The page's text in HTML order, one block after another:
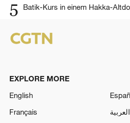
5 Batik-Kurs in einem Hakka-
EXPLORE MORE
English
Français
العربية